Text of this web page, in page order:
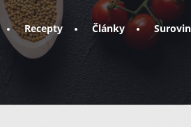
Recepty Články